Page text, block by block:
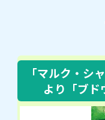
「マルク・シ
より「ブド